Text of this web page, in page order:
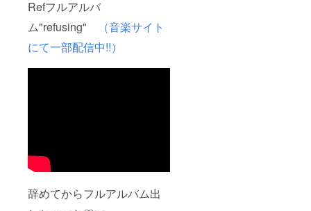
Refフルアルバ
ム"refusing"
（音楽サイト
にて一部配信中!!）
辞めてからフルアルバム出